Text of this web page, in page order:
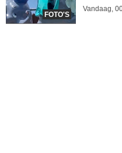
FOTO'S
Vandaag,